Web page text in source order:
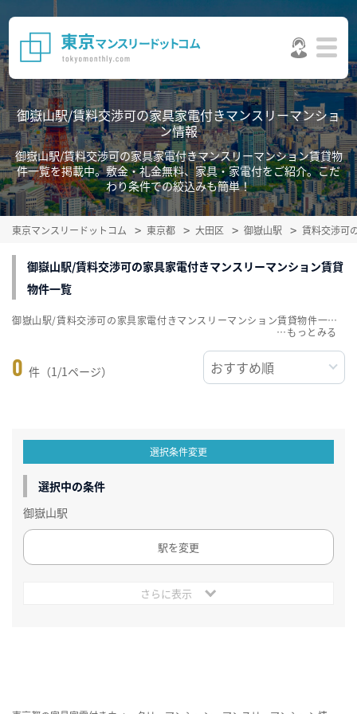
御嶽山駅/賃料交渉可の家具家電付きマンスリーマンショ
ン情報
御嶽山駅/賃料交渉可の家具家電付きマンスリーマンション賃貸物
件一覧を掲載中。敷金・礼金無料、家具・家電付をご紹介。こだ
わり条件での絞込みも簡単！
東京マンスリードットコム 東京都 大田区 御嶽山駅 賃料交渉可
御嶽山駅/賃料交渉可の家具家電付きマンスリーマンション賃貸
物件一覧
0 件（1/1ページ）
御嶽山駅/賃料交渉可の家具家電付きマンスリーマンション賃貸物件一覧を掲載中。敷金・礼金無料、家具・家電付をご紹介。こだわり条件での絞込みも簡単！
…
選択条件変更
選択中の条件
御嶽山駅
駅を変更
さらに表示